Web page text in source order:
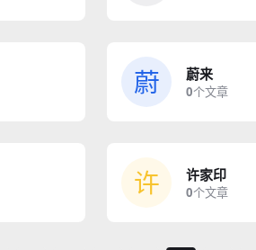
蔚 蔚来
0个文章
许 许家印
0个文章